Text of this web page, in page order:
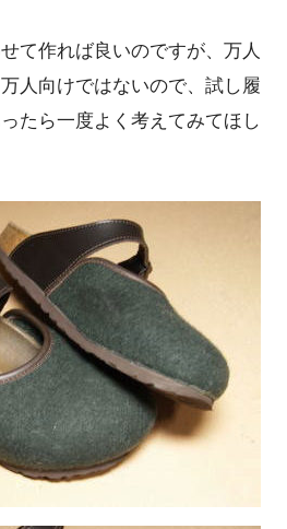
て作れば良いのですが、万人
人向けではないので、試し履
たら一度よく考えてみてほし